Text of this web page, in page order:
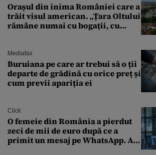
Orașul din inima României care a
trăit visul american. „Țara Oltului
rămâne numai cu bogații, cu
Mediafax
Buruiana pe care ar trebui să o ții
departe de grădină cu orice preț și
cum previi apariția ei
Click
O femeie din România a pierdut
zeci de mii de euro după ce a
primit un mesaj pe WhatsApp. A